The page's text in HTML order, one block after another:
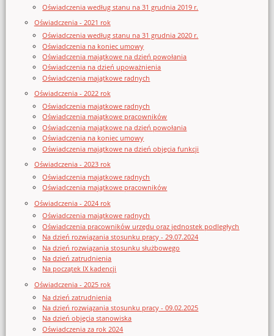
Oświadczenia według stanu na 31 grudnia 2019 r.
Oświadczenia - 2021 rok
Oświadczenia według stanu na 31 grudnia 2020 r.
Oświadczenia na koniec umowy
Oświadczenia majątkowe na dzień powołania
Oświadczenia na dzień upoważnienia
Oświadczenia majątkowe radnych
Oświadczenia - 2022 rok
Oświadczenia majątkowe radnych
Oświadczenia majątkowe pracowników
Oświadczenia majątkowe na dzień powołania
Oświadczenia na koniec umowy
Oświadczenia majątkowe na dzień objęcia funkcji
Oświadczenia - 2023 rok
Oświadczenia majątkowe radnych
Oświadczenia majątkowe pracowników
Oświadczenia - 2024 rok
Oświadczenia majątkowe radnych
Oświadczenia pracowników urzędu oraz jednostek podległych
Na dzień rozwiązania stosunku pracy - 29.07.2024
Na dzień rozwiązania stosunku służbowego
Na dzień zatrudnienia
Na początek IX kadencji
Oświadczenia - 2025 rok
Na dzień zatrudnienia
Na dzień rozwiązania stosunku pracy - 09.02.2025
Na dzień objęcia stanowiska
Oświadczenia za rok 2024